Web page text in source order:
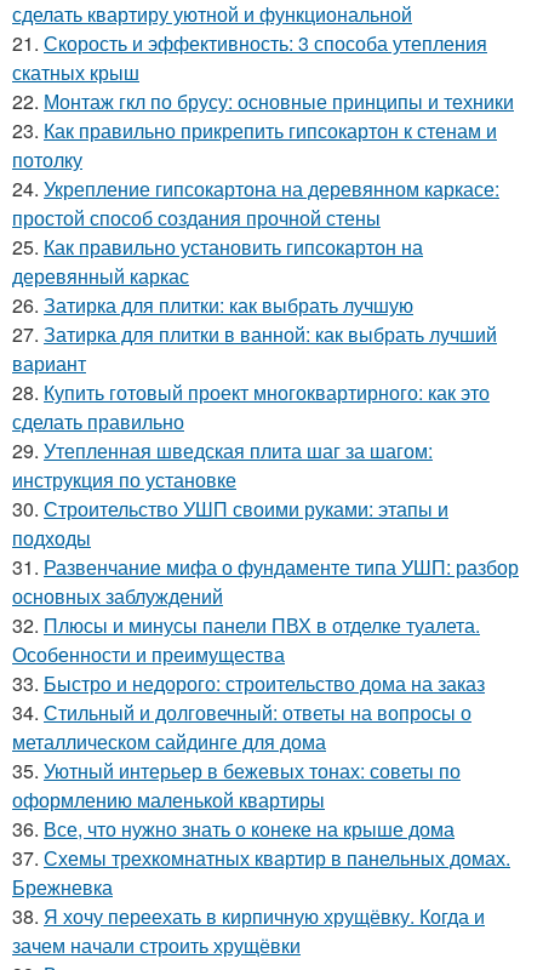
сделать квартиру уютной и функциональной
21. Скорость и эффективность: 3 способа утепления
скатных крыш
22. Монтаж гкл по брусу: основные принципы и техники
23. Как правильно прикрепить гипсокартон к стенам и
потолку
24. Укрепление гипсокартона на деревянном каркасе:
простой способ создания прочной стены
25. Как правильно установить гипсокартон на
деревянный каркас
26. Затирка для плитки: как выбрать лучшую
27. Затирка для плитки в ванной: как выбрать лучший
вариант
28. Купить готовый проект многоквартирного: как это
сделать правильно
29. Утепленная шведская плита шаг за шагом:
инструкция по установке
30. Строительство УШП своими руками: этапы и
подходы
31. Развенчание мифа о фундаменте типа УШП: разбор
основных заблуждений
32. Плюсы и минусы панели ПВХ в отделке туалета.
Особенности и преимущества
33. Быстро и недорого: строительство дома на заказ
34. Стильный и долговечный: ответы на вопросы о
металлическом сайдинге для дома
35. Уютный интерьер в бежевых тонах: советы по
оформлению маленькой квартиры
36. Все, что нужно знать о конеке на крыше дома
37. Схемы трехкомнатных квартир в панельных домах.
Брежневка
38. Я хочу переехать в кирпичную хрущёвку. Когда и
зачем начали строить хрущёвки